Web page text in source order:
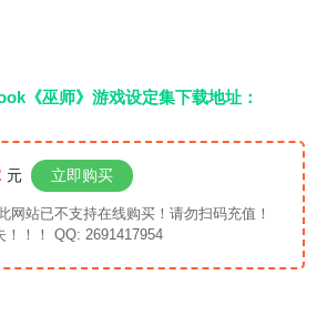
《巫师》游戏设定集下载地址：
元 立即购买
网站已不支持在线购买！请勿扫码充值！
！！！ QQ: 2691417954